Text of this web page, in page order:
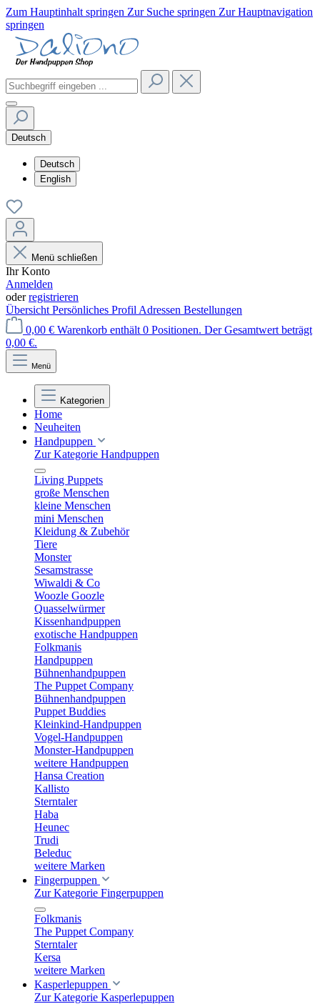
Zum Hauptinhalt springen Zur Suche springen Zur Hauptnavigation
springen
Deutsch
Deutsch
English
Menü schließen
Ihr Konto
Anmelden
oderregistrieren
Übersicht Persönliches Profil Adressen Bestellungen
0,00 € Warenkorb enthält 0 Positionen. Der Gesamtwert beträgt
0,00 €.
Menü
Kategorien
Home
Neuheiten
Handpuppen
Zur Kategorie Handpuppen
Living Puppets
große Menschen
kleine Menschen
mini Menschen
Kleidung & Zubehör
Tiere
Monster
Sesamstrasse
Wiwaldi & Co
Woozle Goozle
Quasselwürmer
Kissenhandpuppen
exotische Handpuppen
Folkmanis
Handpuppen
Bühnenhandpuppen
The Puppet Company
Bühnenhandpuppen
Puppet Buddies
Kleinkind-Handpuppen
Vogel-Handpuppen
Monster-Handpuppen
weitere Handpuppen
Hansa Creation
Kallisto
Sterntaler
Haba
Heunec
Trudi
Beleduc
weitere Marken
Fingerpuppen
Zur Kategorie Fingerpuppen
Folkmanis
The Puppet Company
Sterntaler
Kersa
weitere Marken
Kasperlepuppen
Zur Kategorie Kasperlepuppen